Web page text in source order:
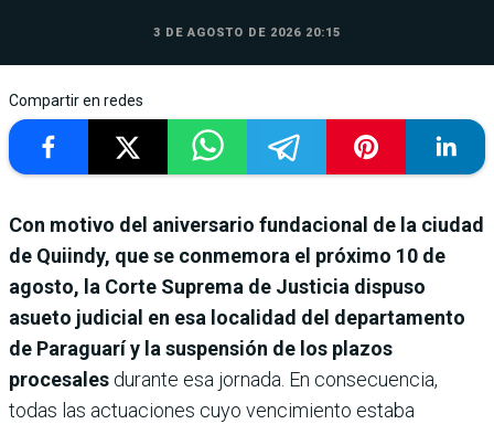
3 DE AGOSTO DE 2026 20:15
Compartir en redes
Con motivo del aniversario fundacional de la ciudad
de Quiindy, que se conmemora el próximo 10 de
agosto, la Corte Suprema de Justicia dispuso
asueto judicial en esa localidad del departamento
de Paraguarí y la suspensión de los plazos
procesales durante esa jornada. En consecuencia,
todas las actuaciones cuyo vencimiento estaba